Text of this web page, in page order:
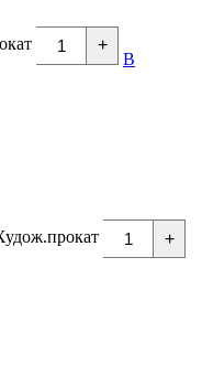
+
В
+